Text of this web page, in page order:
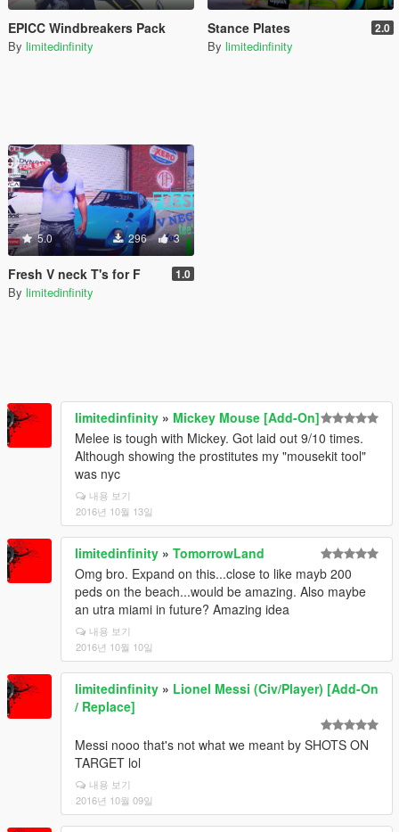
EPICC Windbreakers Pack
By limitedinfinity
Stance Plates 2.0
By limitedinfinity
5.0 296 3
Fresh V neck T's for F 1.0
By limitedinfinity
limitedinfinity » Mickey Mouse [Add-On]
Melee is tough with Mickey. Got laid out 9/10 times.
Although showing the prostitutes my "mousekit tool"
was nyc
내용 보기
2016년 10월 13일
limitedinfinity » TomorrowLand
Omg bro. Expand on this...close to like mayb 200
peds on the beach...would be amazing. Also maybe
an utra miami in future? Amazing idea
내용 보기
2016년 10월 10일
limitedinfinity » Lionel Messi (Civ/Player) [Add-On
/ Replace]
Messi nooo that's not what we meant by SHOTS ON
TARGET lol
내용 보기
2016년 10월 09일